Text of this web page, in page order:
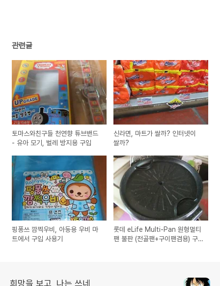
관련글
토마스와친구들 천연향 튜브밴드
- 유아 모기, 벌레 방지용 구입
신라면, 마트가 쌀까? 인터넷이
쌀까?
핑퐁쓰 깜찍우비, 아동용 우비 마
트에서 구입 사용기
롯데 eLife Multi-Pan 원형멀티
팬 불판 (전골팬+구이팬겸용) 구
희망을 보고, 나는 쓰네